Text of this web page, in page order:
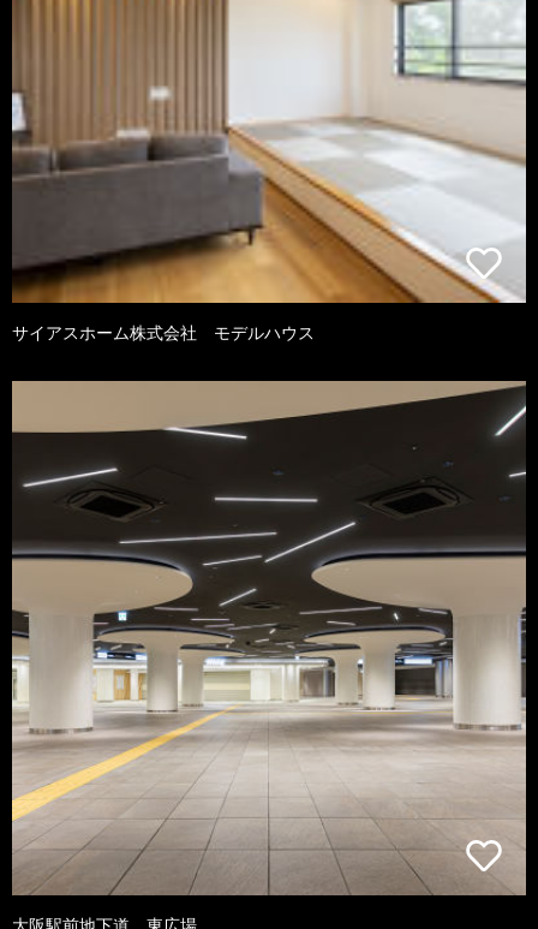
サイアスホーム株式会社 モデルハウス